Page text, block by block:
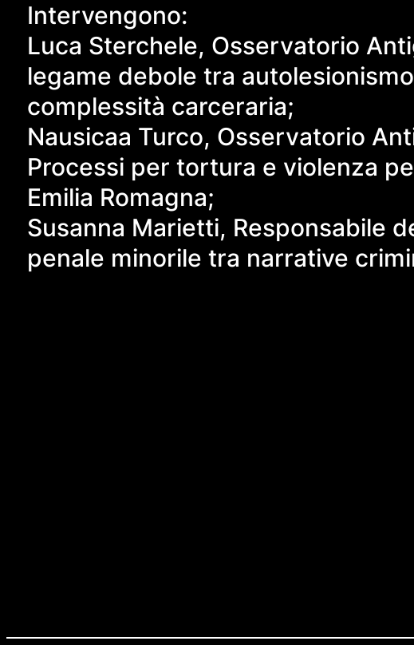
Intervengono:
Luca Sterchele, Osservatorio
legame debole tra
complessità carceraria;
Nausicaa Turco, Osservatorio
Processi per tortura e violenza
Emilia Romagna;
Susanna Marietti, Responsabile
penale minorile tra narrative